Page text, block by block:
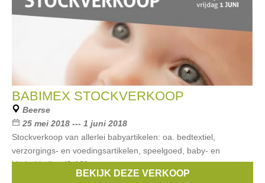
BABIMEX STOCKVERKOOP
Beerse
25 mei 2018 --- 1 juni 2018
Stockverkoop van allerlei babyartikelen: oa. bedtextiel,
verzorgings- en voedingsartikelen, speelgoed, baby- en
kinderkleding (0-12j).
Doerak,Bla Bla Bla, Taf toys,Bébé-jou
BEKIJK DEZE VERKOOP